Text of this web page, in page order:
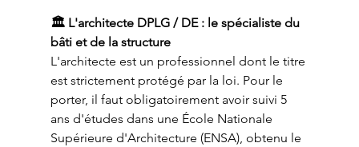
🏛️ L'architecte DPLG / DE : le spécialiste du
bâti et de la structure
L'architecte est un professionnel dont le titre
est strictement protégé par la loi. Pour le
porter, il faut obligatoirement avoir suivi 5
ans d'études dans une École Nationale
Supérieure d'Architecture (ENSA), obtenu le